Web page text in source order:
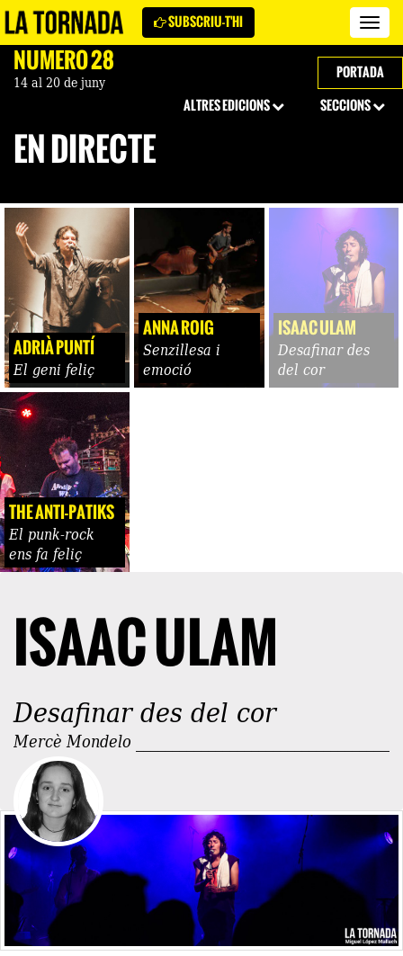
La
SUBSCRIU-T'HI
NÚMERO 28
14 al 20 de juny
PORTADA
SECCIONS
ALTRES EDICIONS
EN DIRECTE
ADRIÀ PUNTÍ
El geni feliç
ANNA ROIG
Senzillesa i
emoció
ISAAC ULAM
Desafinar des
del cor
THE ANTI-PATIKS
El punk-rock
ens fa feliç
ISAAC ULAM
Desafinar des del cor
Mercè Mondelo